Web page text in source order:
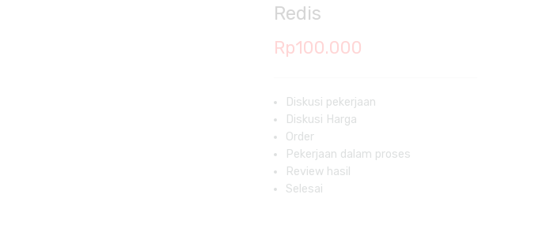
Redis
Rp100.000
Diskusi pekerjaan
Diskusi Harga
Order
Pekerjaan dalam proses
Review hasil
Selesai